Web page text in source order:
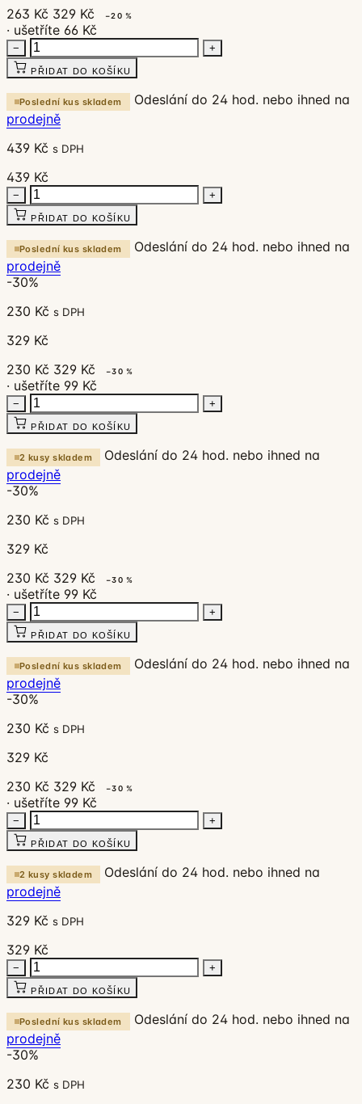
263 Kč 329 Kč −20 %
· ušetříte 66 Kč
− +
PŘIDAT DO KOŠÍKU
Poslední kus skladem
Odeslání do 24 hod. nebo ihned na
prodejně
439 Kč s DPH
439 Kč
− +
PŘIDAT DO KOŠÍKU
Poslední kus skladem
Odeslání do 24 hod. nebo ihned na
prodejně
-30%
230 Kč s DPH
329 Kč
230 Kč 329 Kč −30 %
· ušetříte 99 Kč
− +
PŘIDAT DO KOŠÍKU
2 kusy skladem
Odeslání do 24 hod. nebo ihned na
prodejně
-30%
230 Kč s DPH
329 Kč
230 Kč 329 Kč −30 %
· ušetříte 99 Kč
− +
PŘIDAT DO KOŠÍKU
Poslední kus skladem
Odeslání do 24 hod. nebo ihned na
prodejně
-30%
230 Kč s DPH
329 Kč
230 Kč 329 Kč −30 %
· ušetříte 99 Kč
− +
PŘIDAT DO KOŠÍKU
2 kusy skladem
Odeslání do 24 hod. nebo ihned na
prodejně
329 Kč s DPH
329 Kč
− +
PŘIDAT DO KOŠÍKU
Poslední kus skladem
Odeslání do 24 hod. nebo ihned na
prodejně
-30%
230 Kč s DPH